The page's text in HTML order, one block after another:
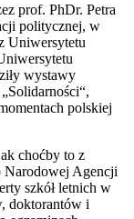
prof. PhDr. Petra
politycznej, w
Uniwersytetu
wystawy
polskiej
choćby to z
Narodowej Agencji
szkół letnich w
doktorantów i